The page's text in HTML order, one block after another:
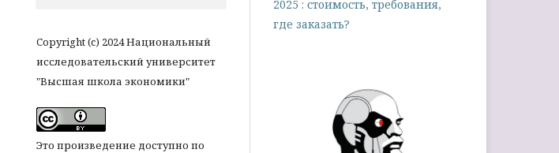
Copyright (c) 2024 Национальный
исследовательский университет
"Высшая школа экономики"
Это произведение доступно по